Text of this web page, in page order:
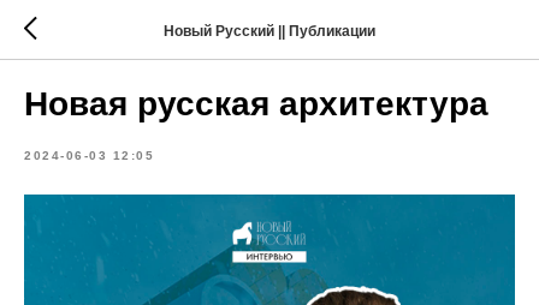
Новый Русский || Публикации
Новая русская архитектура
2024-06-03 12:05